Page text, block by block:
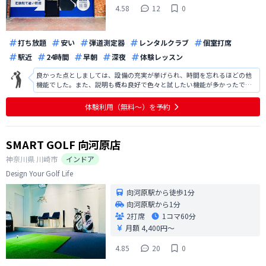
4.58 12 0
打ち放題 安い 弾道測定器 レンタルクラブ
個室打席
駅近
24時間 早朝 深夜 体験レッスン
良かった点としましては、設備の充実が挙げられ、時間を忘れるほどの他
機能でした。また、説明も概ね良好で色々と試したい機能が多かったで
す。改善点としましては、駐車場の案内があればよかったです。また、地域
柄かもしれませんが、入会人数の割に夜の時間帯での予約が取りにくく、
練習を行いたい時間帯に予約が取りにく
体験利用（無料〜）を予約
SMART GOLF 向河原店
神奈川県 川崎市
インドア
Design Your Golf Life
向河原駅から徒歩1分
向河原駅から1分
2打席
1コマ60分
月額 4,400円〜
4.85
20 0